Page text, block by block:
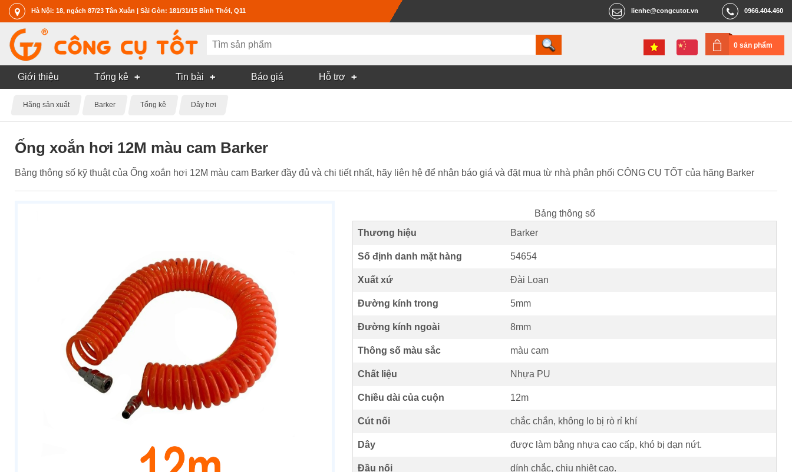
Hà Nội: 18, ngách 87/23 Tân Xuân | Sài Gòn: 181/31/15 Bình Thới, Q11 0966.404.460
lienhe@congcutot.vn
0 sản phẩm
Giới thiệu Tổng kê Tin bài Báo giá Hỗ trợ
Hãng sản xuất Barker Tổng kê Dây hơi
Ống xoắn hơi 12M màu cam Barker
Bảng thông số kỹ thuật của Ống xoắn hơi 12M màu cam Barker đầy đủ và chi tiết nhất, hãy liên hệ để nhận báo giá và đặt mua từ nhà phân phối CÔNG CỤ TỐT của hãng Barker
Bảng thông số
Thương hiệu
Barker
Số định danh mặt hàng 54654
Xuất xứ Đài Loan
Đường kính trong 5mm
Đường kính ngoài 8mm
Thông số màu sắc màu cam
Chất liệu Nhựa PU
Chiều dài của cuộn 12m
Cút nối chắc chắn, không lo bị rò rỉ khí
Dây được làm bằng nhựa cao cấp, khó bị dạn nứt.
Đầu nối dính chắc, chịu nhiệt cao.